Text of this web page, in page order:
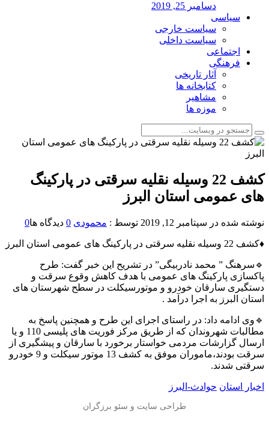
دسامبر 25, 2019
سیاسی
سیاست خارجی
سیاست داخلی
اجتماعی
فرهنگی
آثار تاریخی
کتابخانه ها
مشاهیر
موزه ها
کشف 22 وسیله نقلیه سرقتی در پارکینگ
های عمومی استان البرز
نوشته شده در سپتامبر 12, 2019 توسط : محمودی 0 دیدگاه ها0
♦️کشف 22 وسیله نقلیه سرقتی در پارکینگ های عمومی استان البرز
🔹سرهنگ ” محمد نادربیگی” در تشریح این خبر گفت: طرح
پاکسازی پارکینگ های عمومی با هدف کاهش وقوع سرقت و
دستگیری سارقان خودرو و موتورسیکلت در سطح شهرستان های
استان البرز به اجرا درآمد .
🔹وی ادامه داد: در راستای اجرای این طرح و همچنین پاسخ به
مطالبات شهروندان که از طریق مرکز فوریت های پلیسی 110 و یا
ارسال گزارشات مردمی خواستار برخورد با سارقان و پیشگیری از
سرقت بودند،ماموران موفق به کشف 13 موتور سیکلت و 9 خودرو
سرقتی شدند.
اخبار استان حوادث-البرز